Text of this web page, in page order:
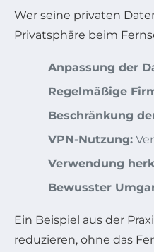
Wer seine privaten
Privatsphäre beim
Anpassung der
Regelmäßige
Beschränkung
VPN-Nutzung:
Verwendung
Bewusster
Ein Beispiel aus der
reduzieren, ohne das